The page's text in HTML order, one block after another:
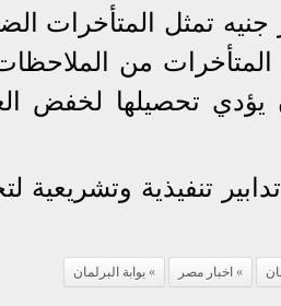
من
يؤدي تحصيلها لخفض
تنفيذية وتشريعية
اخبار مصر بوابة البرلمان